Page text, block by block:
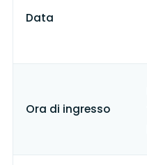
Data
Ora di ingresso